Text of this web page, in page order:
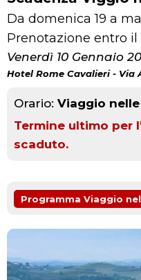
Da domenica 19 a
Prenotazione entro il
Venerdì 10 Gennaio
Hotel Rome Cavalieri - Via
Orario: Viaggio
Termine ultimo per
scaduto.
Programma Viaggio